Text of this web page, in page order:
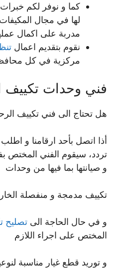
كما و نوفر لكم
لها في مجال
مدربة على اكمال
نقوم بتقديم اعمال
مركزية في كل
فني وحدات تكييف
هل تحتاج الى فني تكييف
أذا اتصل بأحد ارقامنا و
تردد، سيقوم الفني
و صيانتها بما فيها من وحدات
تكييف مدمجة و منفصلة
و في حال الحاجة الى تصليح
المختص على اجراء اللازم
و توريد قطع غيار مناسبة